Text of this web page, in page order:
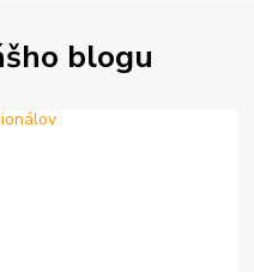
blogu